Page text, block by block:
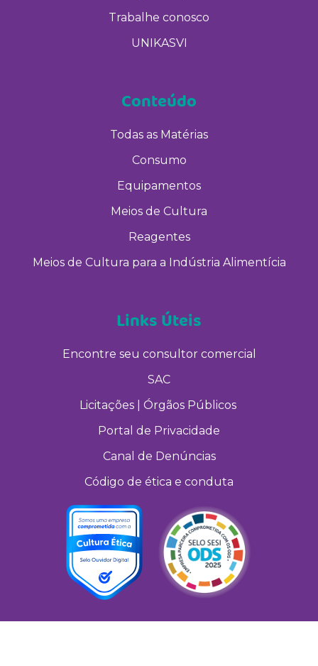
Trabalhe conosco
UNIKASVI
Conteúdo
Todas as Matérias
Consumo
Equipamentos
Meios de Cultura
Reagentes
Meios de Cultura para a Indústria Alimentícia
Links Úteis
Encontre seu consultor comercial
SAC
Licitações | Órgãos Públicos
Portal de Privacidade
Canal de Denúncias
Código de ética e conduta